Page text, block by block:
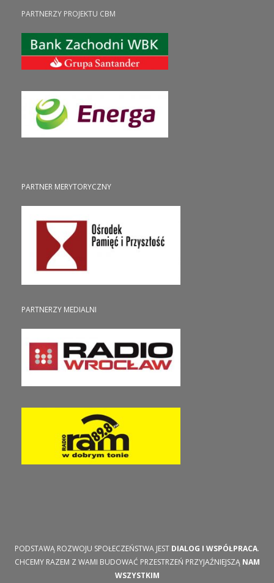
PARTNERZY PROJEKTU CBM
PARTNER MERYTORYCZNY
PARTNERZY MEDIALNI
PODSTAWĄ ROZWOJU SPOŁECZEŃSTWA JEST DIALOG I WSPÓŁPRACA.
CHCEMY RAZEM Z WAMI BUDOWAĆ PRZESTRZEŃ PRZYJAŹNIEJSZĄ NAM
WSZYSTKIM